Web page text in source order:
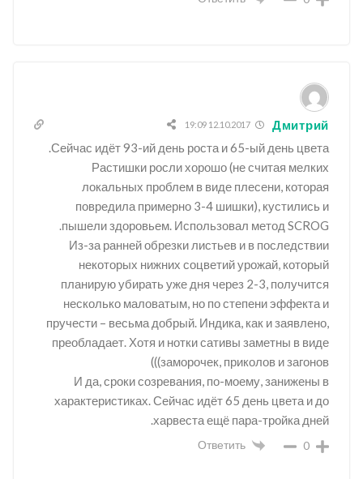
Дмитрий
Сейчас идёт 93-ий день роста и 65-ый день цвета.
Растишки росли хорошо (не считая мелких
локальных проблем в виде плесени, которая
повредила примерно 3-4 шишки), кустились и
пышели здоровьем. Использовал метод SCROG.
Из-за ранней обрезки листьев и в последствии
некоторых нижних соцветий урожай, который
планирую убирать уже дня через 2-3, получится
несколько маловатым, но по степени эффекта и
пручести – весьма добрый. Индика, как и заявлено,
преобладает. Хотя и нотки сативы заметны в виде
заморочек, приколов и загонов)))
И да, сроки созревания, по-моему, занижены в
характеристиках. Сейчас идёт 65 день цвета и до
харвеста ещё пара-тройка дней.
0
Ответить